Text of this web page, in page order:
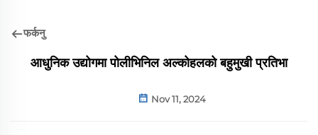
फर्कनु
आधुनिक उद्योगमा पोलीभिनिल अल्कोहलको बहुमुखी प्रतिभा
Nov 11, 2024